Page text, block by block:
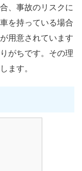
、事故のリスクに
を持っている場合
用意されています
がちです。その理
ます。